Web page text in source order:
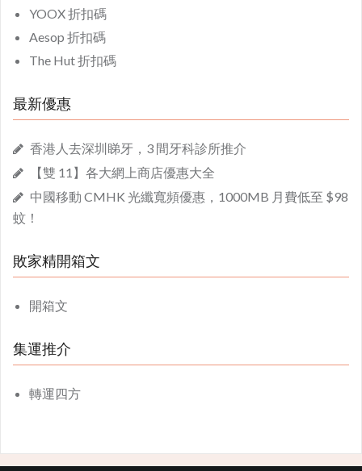
YOOX 折扣碼
Aesop 折扣碼
The Hut 折扣碼
最新優惠
香港人去深圳睇牙，3 間牙科診所推介
【雙 11】各大網上商店優惠大全
中國移動 CMHK 光纖寬頻優惠，1000MB 月費低至 $98
蚊！
敗家精開箱文
開箱文
集運推介
轉運四方